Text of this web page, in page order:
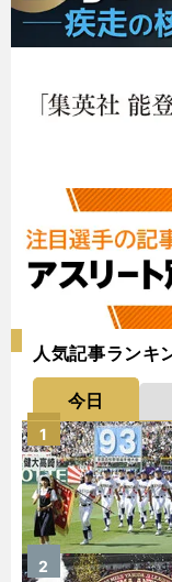
人気記事ランキ
今日
1
2